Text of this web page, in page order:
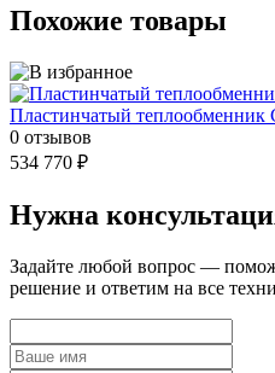
Похожие товары
Пластинчатый теплообменник
0 отзывов
534 770 ₽
Нужна
Задайте любой вопрос —
решение и ответим на все